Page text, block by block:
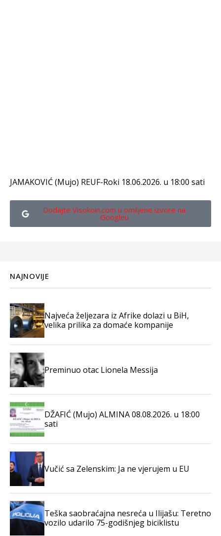
JAMAKOVIĆ (Mujo) REUF-Roki 18.06.2026. u 18:00 sati
Dodajte Visokoin.com u omiljene izvore na
Googleu
NAJNOVIJE
Najveća željezara iz Afrike dolazi u BiH,
velika prilika za domaće kompanije
Preminuo otac Lionela Messija
DŽAFIĆ (Mujo) ALMINA 08.08.2026. u 18:00
sati
Vučić sa Zelenskim: Ja ne vjerujem u EU
Teška saobraćajna nesreća u Ilijašu: Teretno
vozilo udarilo 75-godišnjeg biciklistu